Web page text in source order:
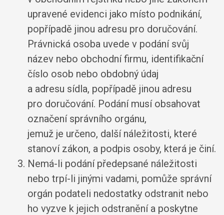
upravené evidenci jako místo podnikání,
popřípadě jinou adresu pro doručování.
Právnická osoba uvede v podání svůj
název nebo obchodní firmu, identifikační
číslo osob nebo obdobný údaj
a adresu sídla, popřípadě jinou adresu
pro doručování. Podání musí obsahovat
označení správního orgánu,
jemuž je určeno, další náležitosti, které
stanoví zákon, a podpis osoby, která je činí.
Nemá-li podání předepsané náležitosti
nebo trpí-li jinými vadami, pomůže správní
orgán podateli nedostatky odstranit nebo
ho vyzve k jejich odstranění a poskytne